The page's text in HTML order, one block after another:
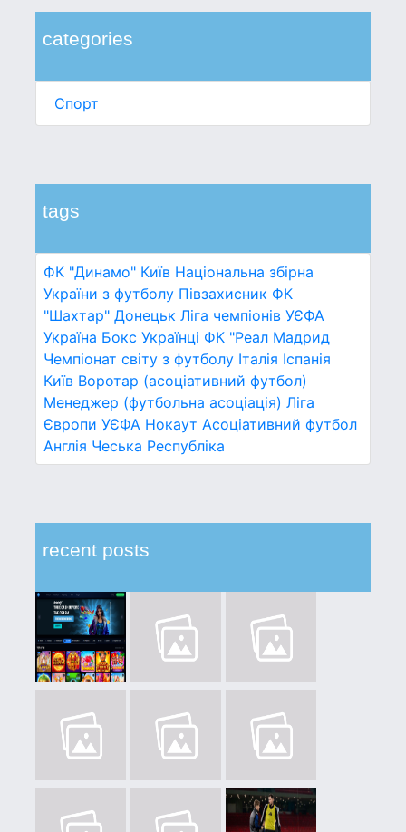
categories
Спорт
tags
ФК "Динамо" Київ Національна збірна
України з футболу Півзахисник ФК
"Шахтар" Донецьк Ліга чемпіонів УЄФА
Україна Бокс Українці ФК "Реал Мадрид
Чемпіонат світу з футболу Італія Іспанія
Київ Воротар (асоціативний футбол)
Менеджер (футбольна асоціація) Ліга
Європи УЄФА Нокаут Асоціативний футбол
Англія Чеська Республіка
recent posts